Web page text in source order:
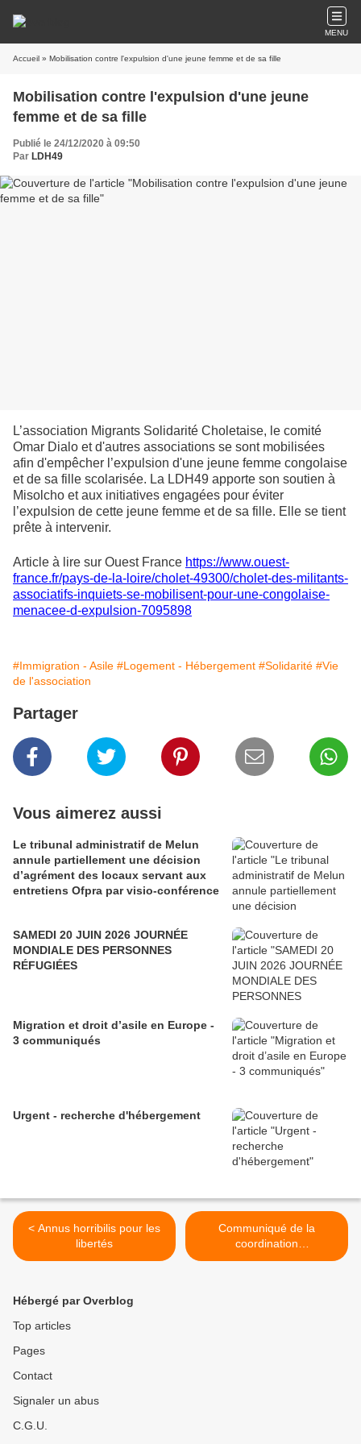
MENU
Accueil » Mobilisation contre l'expulsion d'une jeune femme et de sa fille
Mobilisation contre l'expulsion d'une jeune
femme et de sa fille
Publié le 24/12/2020 à 09:50
Par LDH49
L’association Migrants Solidarité Choletaise, le comité
Omar Dialo et d'autres associations se sont mobilisées
afin d'empêcher l’expulsion d'une jeune femme congolaise
et de sa fille scolarisée. La LDH49 apporte son soutien à
Misolcho et aux initiatives engagées pour éviter
l’expulsion de cette jeune femme et de sa fille. Elle se tient
prête à intervenir.
Article à lire sur Ouest France https://www.ouest-
france.fr/pays-de-la-loire/cholet-49300/cholet-des-militants-
associatifs-inquiets-se-mobilisent-pour-une-congolaise-
menacee-d-expulsion-7095898
#Immigration - Asile #Logement - Hébergement #Solidarité #Vie
de l'association
Partager
Vous aimerez aussi
Le tribunal administratif de Melun
annule partiellement une décision
d’agrément des locaux servant aux
entretiens Ofpra par visio-conférence
SAMEDI 20 JUIN 2026 JOURNÉE
MONDIALE DES PERSONNES
RÉFUGIÉES
Migration et droit d’asile en Europe -
3 communiqués
Urgent - recherche d'hébergement
< Annus horribilis pour les
libertés
Communiqué de la
coordination
StopLoiSécuritéGlobale,
Hébergé par Overblog
Top articles
Pages
Contact
Signaler un abus
C.G.U.